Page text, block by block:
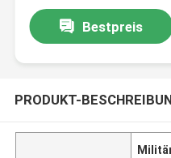
Bestpreis
PRODUKT-